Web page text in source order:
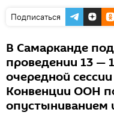
Подписаться
В Самарканде
проведении 13 —
очередной
Конвенции ООН
опустыниванием